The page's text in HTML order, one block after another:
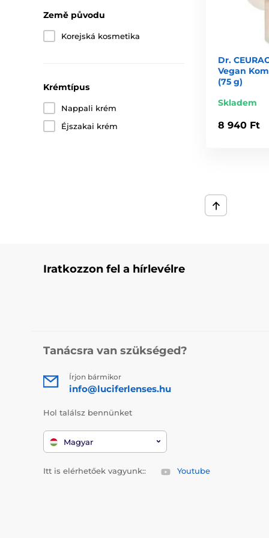
A Dr. Ceuracle a koreai biotechnológia és a
Země původu
Korejská kosmetika
Krémtípus
Nappali krém
Éjszakai krém
Dr.
Vegan
(75 g)
Skladem
8 940 Ft
Iratkozzon fel a hírlevélre
Tanácsra van szükséged?
Írjon bármikor
info@luciferlenses.hu
Hol találsz bennünket
Magyar
Itt is elérhetőek vagyunk:: Youtube